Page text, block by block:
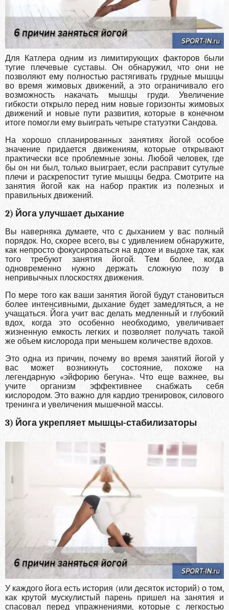
Для Катлера одним из лимитирующих факторов были
тугие плечевые суставы. Он обнаружил, что они не
позволяют ему полностью растягивать грудные мышцы
во время жимовых движений, а это ограничивало его
возможность накачать мышцы груди. Увеличение
гибкости открыло перед ним новые горизонты жимовых
движений и новые пути развития, которые в конечном
итоге помогли ему выиграть четыре статуэтки Сандова.
На хорошо спланированных занятиях йогой особое
значение придается движениям, которые открывают
практически все проблемные зоны. Любой человек, где
бы он ни был, только выиграет, если расправит сутулые
плечи и раскрепостит тугие мышцы бедра. Смотрите на
занятия йогой как на набор практик из полезных и
правильных движений.
2) Йога улучшает дыхание
Вы наверняка думаете, что с дыханием у вас полный
порядок. Но, скорее всего, вы с удивлением обнаружите,
как непросто фокусироваться на вдохе и выдохе так, как
того требуют занятия йогой. Тем более, когда
одновременно нужно держать сложную позу в
непривычных плоскостях движения.
По мере того как ваши занятия йогой будут становиться
более интенсивными, дыхание будет замедляться, а не
учащаться. Йога учит вас делать медленный и глубокий
вдох, когда это особенно необходимо, увеличивает
жизненную емкость легких и позволяет получать такой
же объем кислорода при меньшем количестве вдохов.
Это одна из причин, почему во время занятий йогой у
вас может возникнуть состояние, похоже на
легендарную «эйфорию бегуна». Что еще важнее, вы
учите организм эффективнее снабжать себя
кислородом. Это важно для кардио тренировок, силового
тренинга и увеличения мышечной массы.
3) Йога укрепляет мышцы-стабилизаторы
У каждого йога есть история (или десяток историй) о том,
как крутой мускулистый парень пришел на занятия и
спасовал перед упражнениями, которые с легкостью